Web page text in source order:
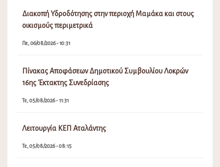
Διακοπή Υδροδότησης στην περιοχή Μαμάκα και στους
οικισμούς περιμετρικά
Πε, 06/08/2026 - 10:31
Πίνακας Αποφάσεων Δημοτικού Συμβουλίου Λοκρών
16ης Έκτακτης Συνεδρίασης
Τε, 05/08/2026 - 11:31
Λειτουργία ΚΕΠ Αταλάντης
Τε, 05/08/2026 - 08:15